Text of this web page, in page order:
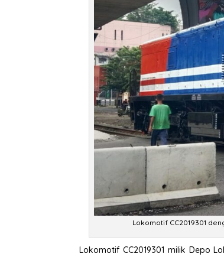
Lokomotif CC2019301
Lokomotif CC2019301 milik Depo